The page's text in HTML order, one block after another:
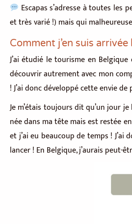
Escapas s’adresse à toutes
et très varié !) mais qui
Comment j’en suis arrivée
J’ai étudié le tourisme en
découvrir autrement avec mon
! J’ai donc développé cette envie
Je m’étais toujours dit qu’un jour
née dans ma tête mais est restée
et j’ai eu beaucoup de temps !
lancer ! En Belgique, j’aurais peut-